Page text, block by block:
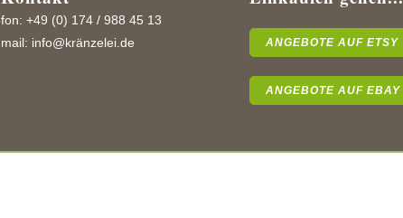
fon: +49 (0) 174 / 988 45 13
mail: info@kränzelei.de ANGEBOTE AUF ETSY
ANGEBOTE AUF EBAY